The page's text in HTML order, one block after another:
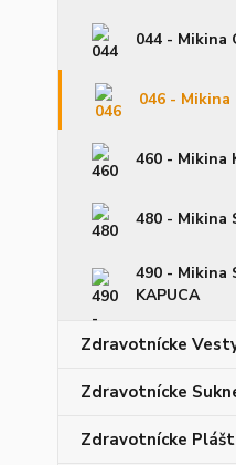
044 - Mikina
046 - Mikina
460 - Mikina
480 - Mikina
490 - Mikina
KAPUCA
Zdravotnícke
Zdravotnícke
Zdravotnícke